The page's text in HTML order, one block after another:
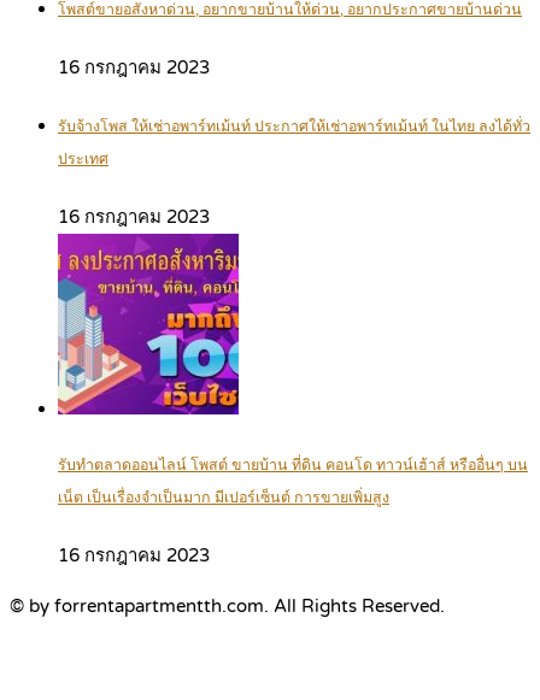
โพสต์ขายอสังหาด่วน, อยากขายบ้านให้ด่วน, อยากประกาศขายบ้านด่วน
16 กรกฎาคม 2023
รับจ้างโพส ให้เช่าอพาร์ทเม้นท์ ประกาศให้เช่าอพาร์ทเม้นท์ ในไทย ลงได้ทั่ว
ประเทศ
16 กรกฎาคม 2023
รับทำตลาดออนไลน์ โพสต์ ขายบ้าน ที่ดิน คอนโด ทาวน์เฮ้าส์ หรืออื่นๆ บน
เน็ต เป็นเรื่องจำเป็นมาก มีเปอร์เซ็นต์ การขายเพิ่มสูง
16 กรกฎาคม 2023
© by forrentapartmentth.com. All Rights Reserved.